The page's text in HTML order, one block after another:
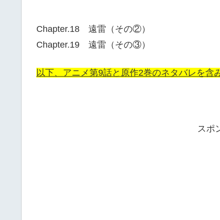
Chapter.18 遠雷（その②）
Chapter.19 遠雷（その③）
以下、アニメ第9話と原作2巻のネタバレを含
スポ